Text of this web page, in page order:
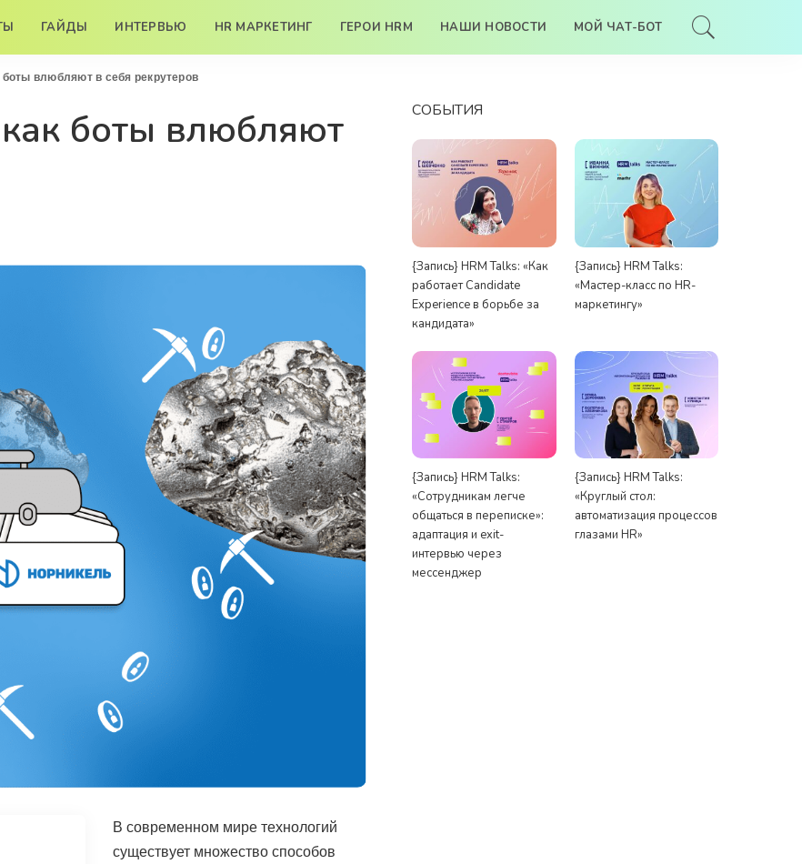
ГАЙДЫ ИНТЕРВЬЮ HR МАРКЕТИНГ ГЕРОИ HRM НАШИ НОВОСТИ МОЙ ЧАТ-БОТ
боты влюбляют в себя рекрутеров
боты влюбляют
В современном мире технологий
существует множество способов
СОБЫТИЯ
{Запись} HRM Talks: «Как
работает Candidate
Experience в борьбе за
кандидата»
{Запись} HRM Talks:
«Мастер-класс по HR-
маркетингу»
{Запись} HRM Talks:
«Сотрудникам легче
общаться в переписке»:
адаптация и exit-
интервью через
мессенджер
{Запись} HRM Talks:
«Круглый стол:
автоматизация процессов
глазами HR»